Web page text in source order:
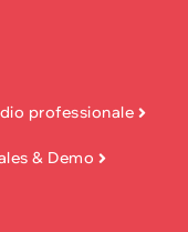
professionale
& Demo